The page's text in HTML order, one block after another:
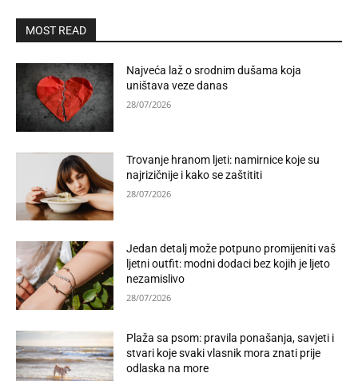
MOST READ
Najveća laž o srodnim dušama koja
uništava veze danas
28/07/2026
Trovanje hranom ljeti: namirnice koje su
najrizičnije i kako se zaštititi
28/07/2026
Jedan detalj može potpuno promijeniti vaš
ljetni outfit: modni dodaci bez kojih je ljeto
nezamislivo
28/07/2026
Plaža sa psom: pravila ponašanja, savjeti i
stvari koje svaki vlasnik mora znati prije
odlaska na more